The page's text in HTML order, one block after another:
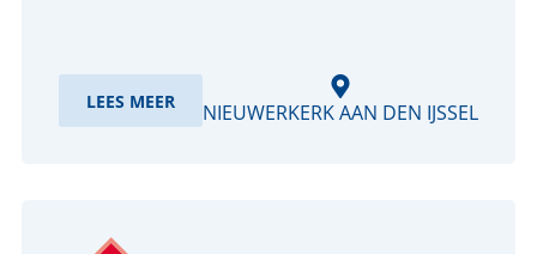
LEES MEER NIEUWERKERK AAN DEN IJSSEL